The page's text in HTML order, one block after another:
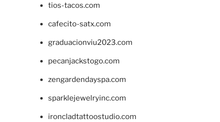
tios-tacos.com
cafecito-satx.com
graduacionviu2023.com
pecanjackstogo.com
zengardendayspa.com
sparklejewelryinc.com
ironcladtattoostudio.com